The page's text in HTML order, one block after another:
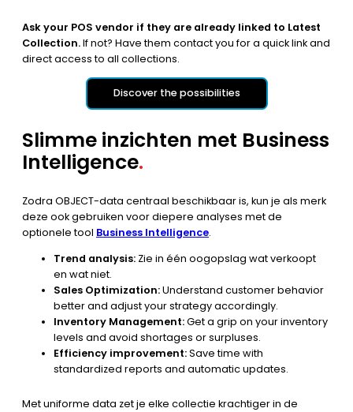
Ask your POS vendor if they are already linked to Latest
Collection.If not? Have them contact you for a quick link and
direct access to all collections.
Discover the possibilities
Slimme inzichten met Business
Intelligence.
Zodra OBJECT-data centraal beschikbaar is, kun je als merk
deze ook gebruiken voor diepere analyses met de
optionele tool Business Intelligence.
Trend analysis: Zie in één oogopslag wat verkoopt
en wat niet.
Sales Optimization:Understand customer behavior
better and adjust your strategy accordingly.
Inventory Management:Get a grip on your inventory
levels and avoid shortages or surpluses.
Efficiency improvement:Save time with
standardized reports and automatic updates.
Met uniforme data zet je elke collectie krachtiger in de